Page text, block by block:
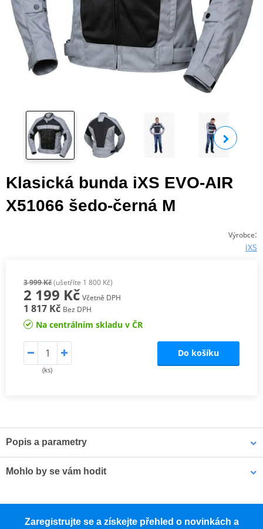
Klasická bunda iXS EVO-AIR
X51066 šedo-černá M
Výrobce:
iXS
3 999 Kč(ušetříte 1 800 Kč)
2 199 Kč Včetně DPH
1 817 Kč Bez DPH
Na centrálním skladu v ČR
(ks)
Do košíku
Popis a parametry
dnech, aniž byste museli dělat ústupky z bezpečnosti.
Mohlo by se vám hodit
Zaregistrujte se a získejte přehled o novinkách a